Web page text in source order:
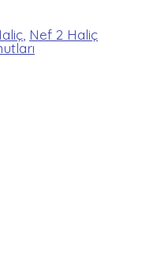
, Nef 2 Haliç